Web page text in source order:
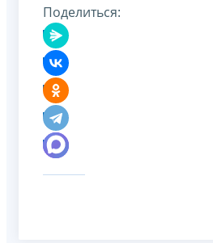
Поделиться: